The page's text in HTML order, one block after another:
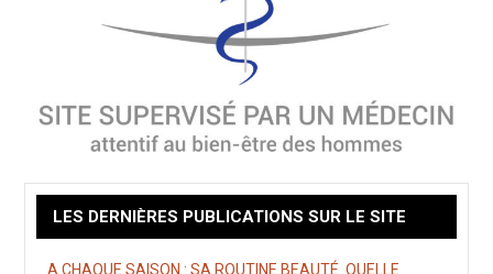
LES DERNIÈRES PUBLICATIONS SUR LE SITE
A CHAQUE SAISON : SA ROUTINE BEAUTÉ. QUELLE